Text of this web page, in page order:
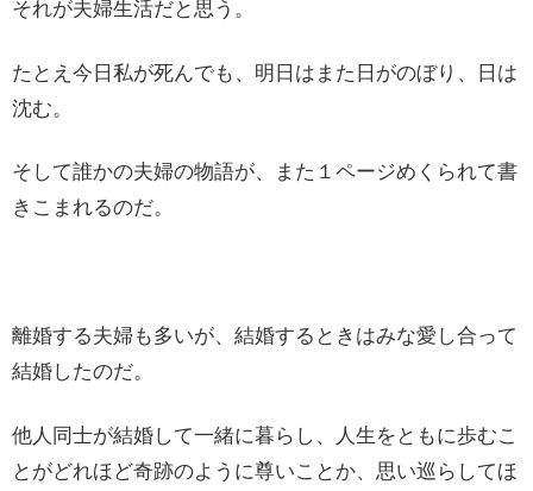
それが夫婦生活だと思う。
たとえ今日私が死んでも、明日はまた日がのぼり、日は
沈む。
そして誰かの夫婦の物語が、また１ページめくられて書
きこまれるのだ。
離婚する夫婦も多いが、結婚するときはみな愛し合って
結婚したのだ。
他人同士が結婚して一緒に暮らし、人生をともに歩むこ
とがどれほど奇跡のように尊いことか、思い巡らしてほ